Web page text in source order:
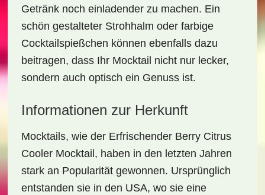
Getränk noch einladender zu machen. Ein
schön gestalteter Strohhalm oder farbige
Cocktailspießchen können ebenfalls dazu
beitragen, dass Ihr Mocktail nicht nur lecker,
sondern auch optisch ein Genuss ist.
Informationen zur Herkunft
Mocktails, wie der Erfrischender Berry Citrus
Cooler Mocktail , haben in den letzten Jahren
stark an Popularität gewonnen. Ursprünglich
entstanden sie in den USA, wo sie eine